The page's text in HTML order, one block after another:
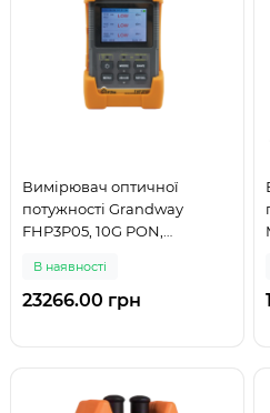
Вимірювач оптичної
потужності Grandway
FHP3P05, 10G PON,
В наявності
23266.00 грн